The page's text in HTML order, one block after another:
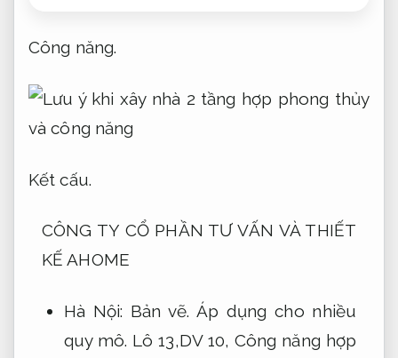
Công năng.
Kết cấu.
CÔNG TY CỔ PHẦN TƯ VẤN VÀ THIẾT
KẾ AHOME
Hà Nội: Bản vẽ. Áp dụng cho nhiều
quy mô. Lô 13,DV 10,Công năng hợp